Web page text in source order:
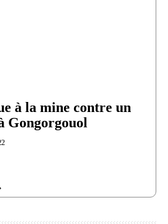
à la mine contre un
Gongorgouol